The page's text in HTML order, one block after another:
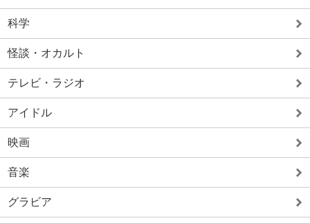
科学
怪談・オカルト
テレビ・ラジオ
アイドル
映画
音楽
グラビア